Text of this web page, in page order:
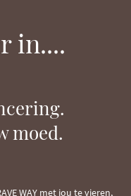
in....
moed.
WAY met jou te vieren,